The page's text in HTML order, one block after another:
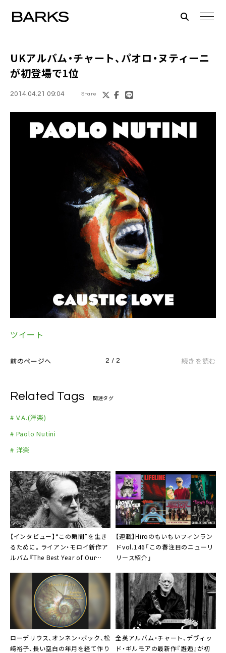
UKアルバム・チャート、 パオロ・ヌティーニ
が初登場で1位
2014.04.21 09:04 Share
ツイート
前のページへ 2 / 2 続きを読む
Related Tags 関連タグ
# V.A.(洋楽)
# Paolo Nutini
# 洋楽
【インタビュー】“この瞬間”を生き
るために。ライアン・モロイ新作ア
ルバム『The Best Year of Our
【連載】Hiroのもいもいフィンラン
ドvol.146「この春注目のニューリ
リース紹介」
ローデリウス、オンネン・ボック、松
﨑裕子、長い空白の年月を経て作り
全英アルバム・チャート、デヴィッ
ド・ギルモアの最新作『邂逅』が初